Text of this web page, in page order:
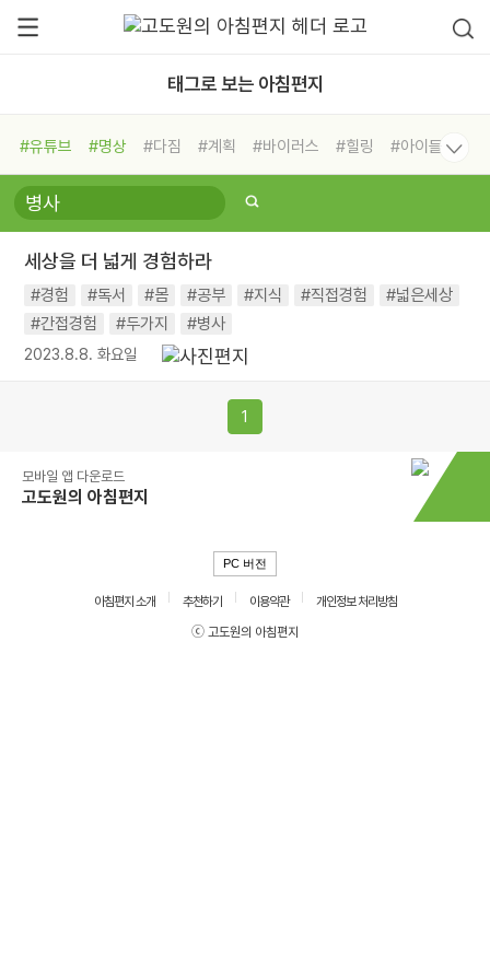
태그로 보는 아침편지
#유튜브 #명상 #다짐 #계획 #바이러스 #힐링
#아이들
#비전캠프
#독서캠프 #삶
#희망
#나눔 #친구 #링컨학교
#독서
#건강 #면역력
세상을 더 넓게 경험하라
#경험 #독서 #몸 #공부 #지식 #직접경험
#넓은세상
#간접경험
#두가지 #병사
2023.8.8. 화요일
1
모바일 앱 다운로드
고도원의 아침편지
PC 버전
아침편지 소개 추천하기 이용약관
개인정보 처리방침
ⓒ 고도원의 아침편지